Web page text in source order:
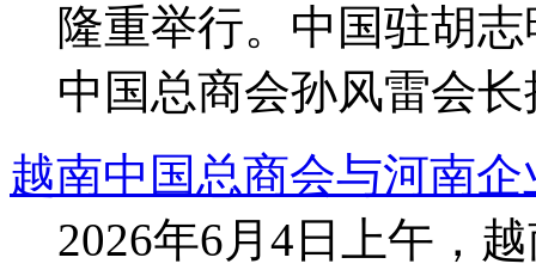
隆重举行。中国驻胡
中国总商会孙风雷会
越南中国总商会与河南
2026年6月4日上午，